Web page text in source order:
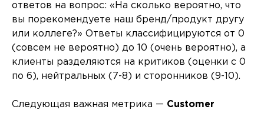
ответов на вопрос: «На сколько вероятно, что
вы порекомендуете наш бренд/продукт другу
или коллеге?» Ответы классифицируются от 0
(совсем не вероятно) до 10 (очень вероятно), а
клиенты разделяются на критиков (оценки с 0
по 6), нейтральных (7-8) и сторонников (9-10).
Следующая важная метрика — Customer